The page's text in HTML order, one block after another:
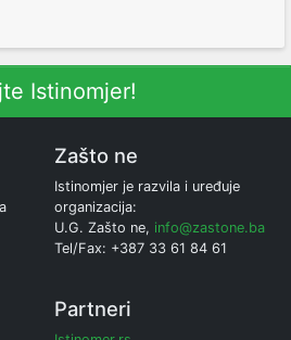
Istinomjer!
Zašto ne
Istinomjer je razvila i uređuje
organizacija:
U.G. Zašto ne, info@zastone.ba
Tel/Fax: +387 33 61 84 61
Partneri